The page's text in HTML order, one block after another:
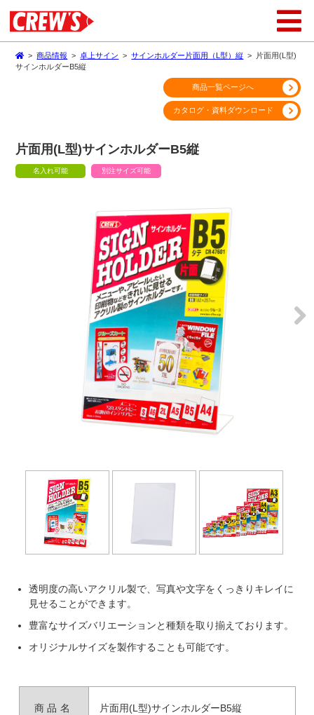
>商品情報 >卓上サイン >サインホルダー片面用（L型）縦 >
片面用(L型)
サインホルダーB5縦
片面用(L型)サインホルダーB5縦
名入れ可能 別注サイズ可能
商品一覧ページへ
カタログ・資料ダウンロード
透明度の高いアクリル製で、写真や文字をくっきりキレイに
見せることができます。
豊富なサイズバリエーションと種類を取り揃えております。
オリジナルサイズを製作することも可能です。
商品名 片面用(L型)サインホルダーB5縦